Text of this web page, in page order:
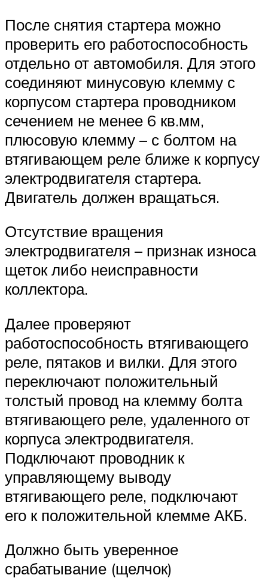
После снятия стартера можно
проверить его работоспособность
отдельно от автомобиля. Для этого
соединяют минусовую клемму с
корпусом стартера проводником
сечением не менее 6 кв.мм,
плюсовую клемму – с болтом на
втягивающем реле ближе к корпусу
электродвигателя стартера.
Двигатель должен вращаться.
Отсутствие вращения
электродвигателя – признак износа
щеток либо неисправности
коллектора.
Далее проверяют
работоспособность втягивающего
реле, пятаков и вилки. Для этого
переключают положительный
толстый провод на клемму болта
втягивающего реле, удаленного от
корпуса электродвигателя.
Подключают проводник к
управляющему выводу
втягивающего реле, подключают
его к положительной клемме АКБ.
Должно быть уверенное
срабатывание (щелчок)